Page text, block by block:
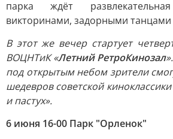
парка ждёт
викторинами, задорными
В этот же вечер стартует
ВОЦНТиК «Летний РетроКинозал
под открытым небом зрители
шедевров советской
и пастух».
6 июня 16-00 Парк "Орленок"